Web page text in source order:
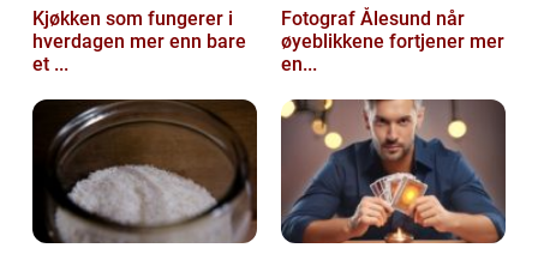
Kjøkken som fungerer i
hverdagen mer enn bare
et ...
Fotograf Ålesund når
øyeblikkene fortjener mer
en...